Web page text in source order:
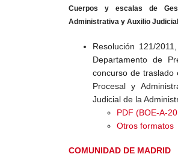
Cuerpos y escalas de
Administrativa y Auxilio
Resolución 121/
Departamento de
concurso de traslado
Procesal y
Judicial de la
PDF (BOE-A-
Otros formatos
COMUNIDAD DE MADRID